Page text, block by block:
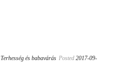
Terhesség és babavárás Posted 2017-09-